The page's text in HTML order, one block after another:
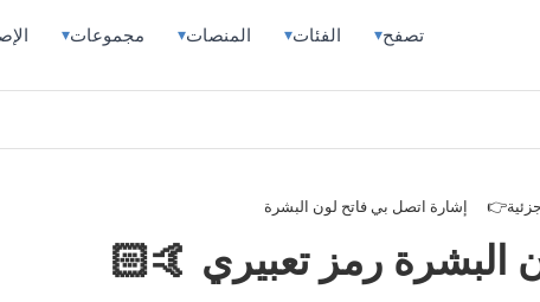
تصفح▾ الفئات▾ المنصات▾ مجموعات▾
إشارة اتصل بي فاتح لون البشرة
البشرة رمز تعبيري 🤙🏻